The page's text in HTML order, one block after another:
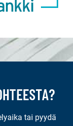
tai pyydä